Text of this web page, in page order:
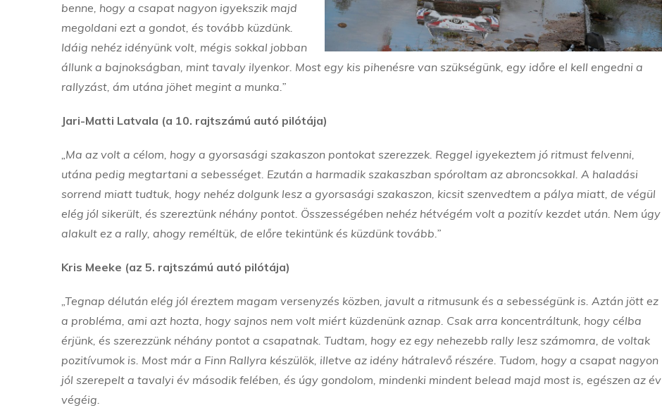
benne, hogy a csapat nagyon igyekszik majd
megoldani ezt a gondot, és tovább küzdünk.
Idáig nehéz idényünk volt, mégis sokkal jobban
állunk a bajnokságban, mint tavaly ilyenkor. Most egy kis pihenésre van szükségünk, egy időre el kell engedni a
rallyzást, ám utána jöhet megint a munka.”
Jari-Matti Latvala (a 10. rajtszámú autó pilótája)
„Ma az volt a célom, hogy a gyorsasági szakaszon pontokat szerezzek. Reggel igyekeztem jó ritmust felvenni,
utána pedig megtartani a sebességet. Ezután a harmadik szakaszban spóroltam az abroncsokkal. A haladási
sorrend miatt tudtuk, hogy nehéz dolgunk lesz a gyorsasági szakaszon, kicsit szenvedtem a pálya miatt, de végül
elég jól sikerült, és szereztünk néhány pontot. Összességében nehéz hétvégém volt a pozitív kezdet után. Nem úgy
alakult ez a rally, ahogy reméltük, de előre tekintünk és küzdünk tovább.”
Kris Meeke (az 5. rajtszámú autó pilótája)
„Tegnap délután elég jól éreztem magam versenyzés közben, javult a ritmusunk és a sebességünk is. Aztán jött ez
a probléma, ami azt hozta, hogy sajnos nem volt miért küzdenünk aznap. Csak arra koncentráltunk, hogy célba
érjünk, és szerezzünk néhány pontot a csapatnak. Tudtam, hogy ez egy nehezebb rally lesz számomra, de voltak
pozitívumok is. Most már a Finn Rallyra készülök, illetve az idény hátralevő részére. Tudom, hogy a csapat nagyon
jól szerepelt a tavalyi év második felében, és úgy gondolom, mindenki mindent belead majd most is, egészen az év
végéig.